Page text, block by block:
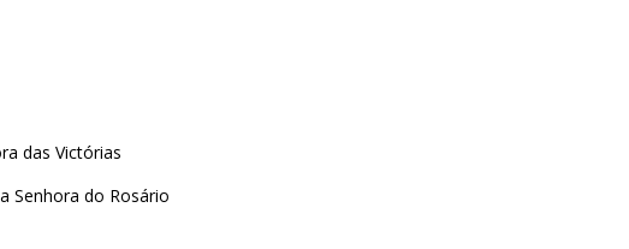
das Victórias
Senhora do Rosário